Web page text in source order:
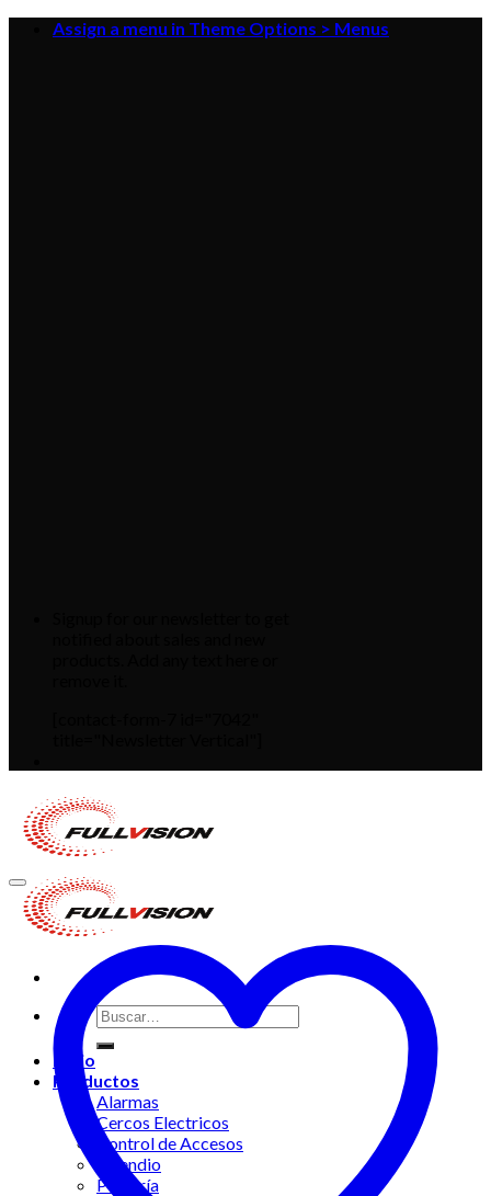
Assign a menu in Theme Options > Menus
Buscar
por:
Inicio
Productos
Alarmas
Cercos Electricos
Control de Accesos
Incendio
Portería